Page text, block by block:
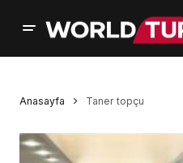
Anasayfa Taner topçu